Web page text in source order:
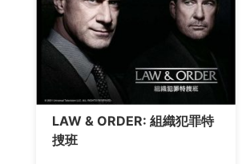
LAW & ORDER: 組織犯罪特
捜班